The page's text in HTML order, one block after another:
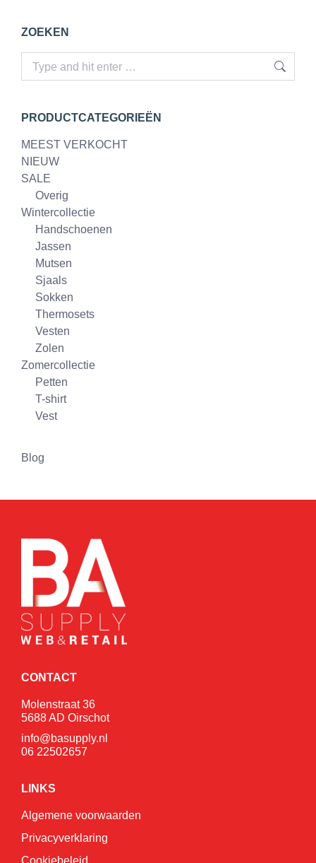
ZOEKEN
PRODUCTCATEGORIEËN
MEEST VERKOCHT
NIEUW
SALE
Overig
Wintercollectie
Handschoenen
Jassen
Mutsen
Sjaals
Sokken
Thermosets
Vesten
Zolen
Zomercollectie
Petten
T-shirt
Vest
Blog
CONTACT
Molenstraat 36
5688 AD Oirschot
info@basupply.nl
06 22502657
LINKS
Algemene voorwaarden
Privacyverklaring
Cookiebeleid